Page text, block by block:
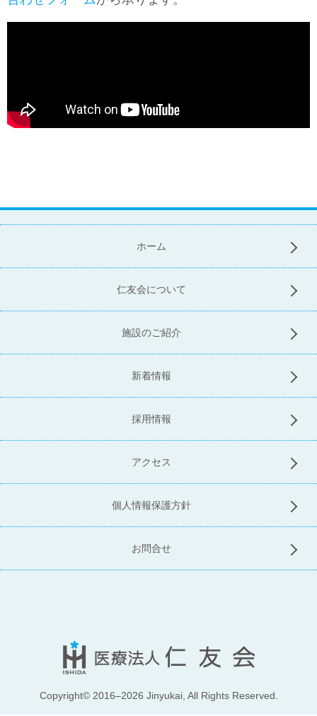
ホーム
仁友会について
施設のご紹介
新着情報
採用情報
アクセス
個人情報保護方針
お問合せ
Copyright© 2016–2026 Jinyukai, All Rights Reserved.